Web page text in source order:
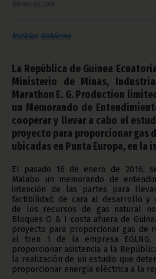
febrero 03, 2016
Noticias Gobierno
La República de Guinea
Ministerio de Minas,
Marathon E. G. Production
un Memorando de
cooperar y llevar a cabo el
proyecto para proporcionar gas
ubicadas en Punta Europa, en la
El pasado 16 de enero de 2016,
Malabo un memorando de
intención de las partes para
factibilidad, de cara al desarrollo y
de los recursos de gas natural
Bloques O & I costa afuera de
proyecto para proporcionar gas de
al tren 1 de la empresa EGLNG.
proporcionar asistencia a la
la realización de un estudio que
proporcionar energía eléctrica a la